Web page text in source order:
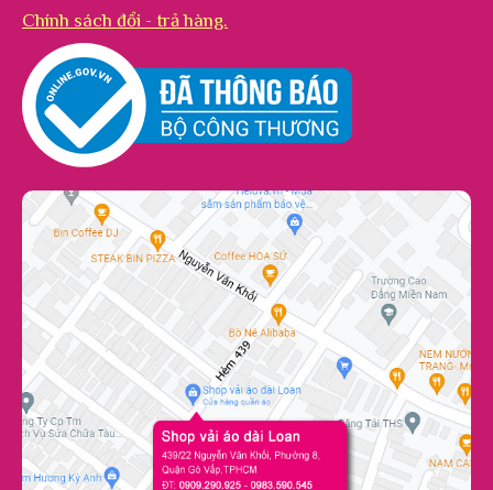
Chính sách đổi - trả hàng.